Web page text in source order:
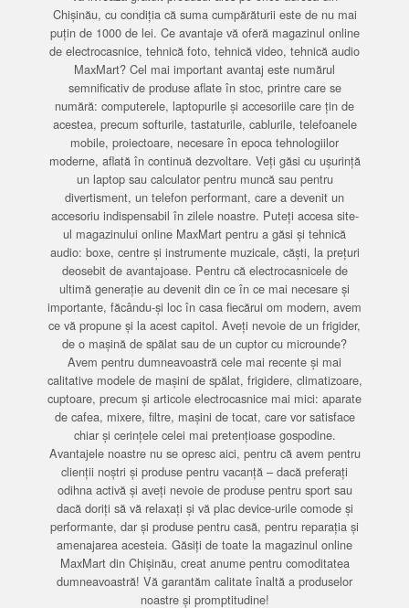
Chișinău, cu condiția că suma cumpărăturii este de nu mai
puțin de 1000 de lei. Ce avantaje vă oferă magazinul online
de electrocasnice, tehnică foto, tehnică video, tehnică audio
MaxMart? Cel mai important avantaj este numărul
semnificativ de produse aflate în stoc, printre care se
numără: computerele, laptopurile și accesoriile care țin de
acestea, precum softurile, tastaturile, cablurile, telefoanele
mobile, proiectoare, necesare în epoca tehnologiilor
moderne, aflată în continuă dezvoltare. Veți găsi cu ușurință
un laptop sau calculator pentru muncă sau pentru
divertisment, un telefon performant, care a devenit un
accesoriu indispensabil în zilele noastre. Puteți accesa site-
ul magazinului online MaxMart pentru a găsi și tehnică
audio: boxe, centre și instrumente muzicale, căști, la prețuri
deosebit de avantajoase. Pentru că electrocasnicele de
ultimă generație au devenit din ce în ce mai necesare și
importante, făcându-și loc în casa fiecărui om modern, avem
ce vă propune și la acest capitol. Aveți nevoie de un frigider,
de o mașină de spălat sau de un cuptor cu microunde?
Avem pentru dumneavoastră cele mai recente și mai
calitative modele de mașini de spălat, frigidere, climatizoare,
cuptoare, precum și articole electrocasnice mai mici: aparate
de cafea, mixere, filtre, mașini de tocat, care vor satisface
chiar și cerințele celei mai pretențioase gospodine.
Avantajele noastre nu se opresc aici, pentru că avem pentru
clienții noștri și produse pentru vacanță – dacă preferați
odihna activă și aveți nevoie de produse pentru sport sau
dacă doriți să vă relaxați și vă plac device-urile comode și
performante, dar și produse pentru casă, pentru reparația și
amenajarea acesteia. Găsiți de toate la magazinul online
MaxMart din Chișinău, creat anume pentru comoditatea
dumneavoastră! Vă garantăm calitate înaltă a produselor
noastre și promptitudine!